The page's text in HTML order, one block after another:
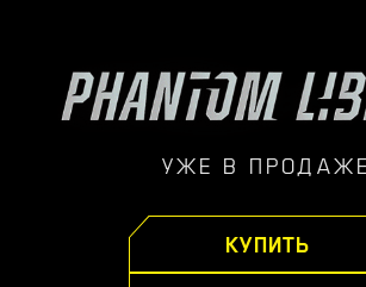
УЖЕ В ПРОДАЖЕ
КУПИТЬ